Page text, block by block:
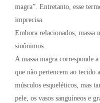
magra”. Entretanto, esse
imprecisa.
Embora relacionados, massa
sinônimos.
A massa magra corresponde
que não pertencem ao tecido
músculos esqueléticos, mas
pele, os vasos sanguíneos e